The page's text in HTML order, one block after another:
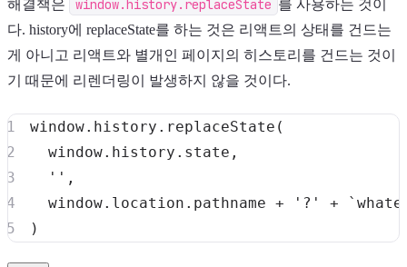
해결책은 window.history.replaceState 를 사용하는 것이
다. history에 replaceState를 하는 것은 리액트의 상태를 건드는
게 아니고 리액트와 별개인 페이지의 히스토리를 건드는 것이
기 때문에 리렌더링이 발생하지 않을 것이다.
window. history . replaceState (
window. history . state ,
'' ,
window. location . pathname + '?' + `
)